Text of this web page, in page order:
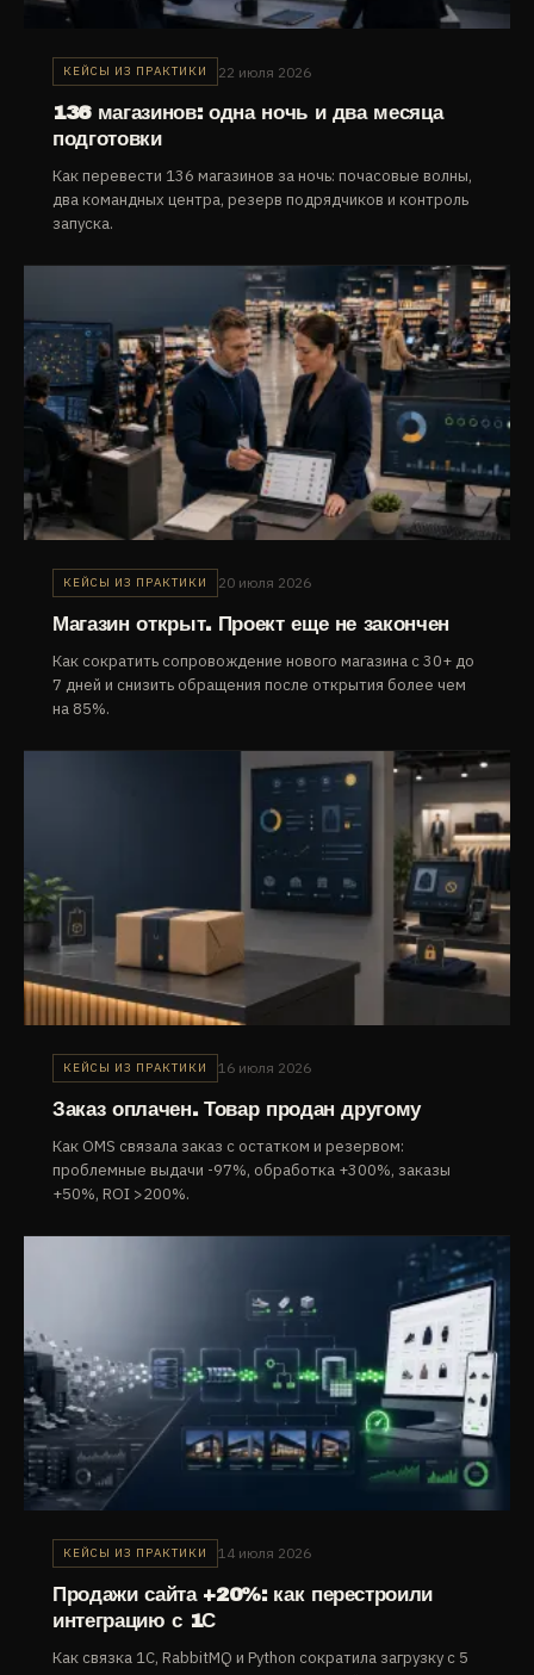
КЕЙСЫ ИЗ ПРАКТИКИ 22 июля 2026
136 магазинов: одна ночь и два месяца
подготовки
Как перевести 136 магазинов за ночь: почасовые волны,
два командных центра, резерв подрядчиков и контроль
запуска.
КЕЙСЫ ИЗ ПРАКТИКИ 20 июля 2026
Магазин открыт. Проект еще не закончен
Как сократить сопровождение нового магазина с 30+ до
7 дней и снизить обращения после открытия более чем
на 85%.
КЕЙСЫ ИЗ ПРАКТИКИ 16 июля 2026
Заказ оплачен. Товар продан другому
Как OMS связала заказ с остатком и резервом:
проблемные выдачи -97%, обработка +300%, заказы
+50%, ROI >200%.
КЕЙСЫ ИЗ ПРАКТИКИ 14 июля 2026
Продажи сайта +20%: как перестроили
интеграцию с 1С
Как связка 1С, RabbitMQ и Python сократила загрузку с 5